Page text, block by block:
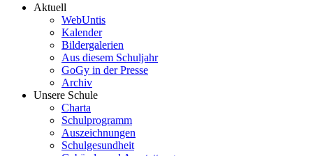
Aktuell
WebUntis
Kalender
Bildergalerien
Aus diesem Schuljahr
GoGy in der Presse
Archiv
Unsere Schule
Charta
Schulprogramm
Auszeichnungen
Schulgesundheit